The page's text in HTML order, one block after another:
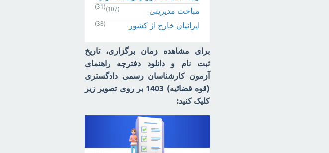
(31) مباحث مدیریتی (107)
ایرانیان خارج از کشور (38)
برای مشاهده زمان برگزاری، تاریخ
ثبت نام و دانلود دفترچه راهنمای
آزمون کارشناسان رسمی دادگستری
(قوه قضائیه) 1403 بر روی تصویر زیر
کلیک کنید: